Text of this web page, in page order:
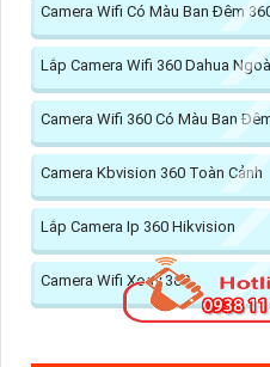
Camera Wifi Có Màu Ban Đêm
Lắp Camera Wifi 360 Dahua
Camera Wifi 360 Có Màu Ban
Camera Kbvision 360 Toàn Cảnh
Lắp Camera Ip 360 Hikvision
Camera Wifi Xoay 360